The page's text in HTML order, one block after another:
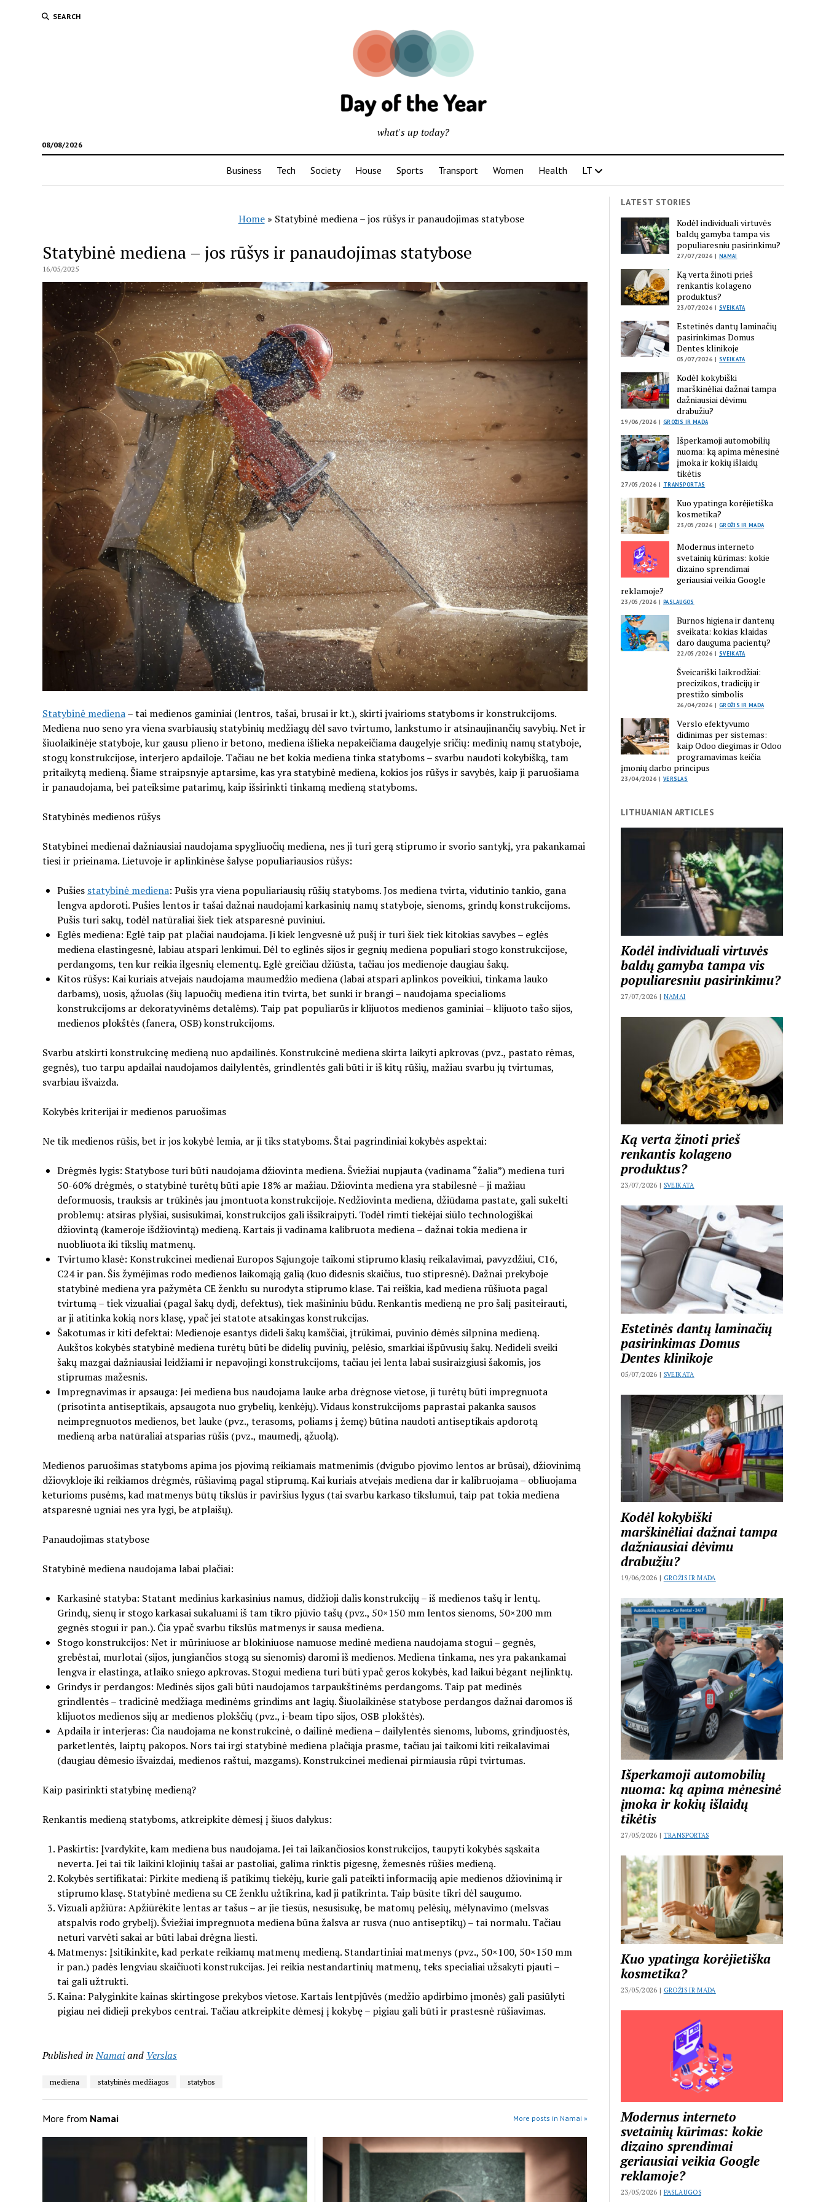
SEARCH
08/08/2026
what's up today?
Business Tech Society House Sports Transport Women Health LT
Home» Statybinė mediena – jos rūšys ir panaudojimas statybose
Statybinė mediena – jos rūšys ir panaudojimas statybose
16/05/2025
Statybinė mediena– tai medienos gaminiai (lentros, tašai, brusai ir kt.), skirti įvairioms statyboms ir konstrukcijoms.
Mediena nuo seno yra viena svarbiausių statybinių medžiagų dėl savo tvirtumo, lankstumo ir atsinaujinančių savybių. Net ir
šiuolaikinėje statyboje, kur gausu plieno ir betono, mediena išlieka nepakeičiama daugelyje sričių: medinių namų statyboje,
stogų konstrukcijose, interjero apdailoje. Tačiau ne bet kokia mediena tinka statyboms – svarbu naudoti kokybišką, tam
pritaikytą medieną. Šiame straipsnyje aptarsime, kas yra statybinė mediena, kokios jos rūšys ir savybės, kaip ji paruošiama
ir panaudojama, bei pateiksime patarimų, kaip išsirinkti tinkamą medieną statyboms.
Statybinės medienos rūšys
Statybinei medienai dažniausiai naudojama spygliuočių mediena, nes ji turi gerą stiprumo ir svorio santykį, yra pakankamai
tiesi ir prieinama. Lietuvoje ir aplinkinėse šalyse populiariausios rūšys:
Pušies statybinė mediena: Pušis yra viena populiariausių rūšių statyboms. Jos mediena tvirta, vidutinio tankio, gana
lengva apdoroti. Pušies lentos ir tašai dažnai naudojami karkasinių namų statyboje, sienoms, grindų konstrukcijoms.
Pušis turi sakų, todėl natūraliai šiek tiek atsparesnė puviniui.
Eglės mediena: Eglė taip pat plačiai naudojama. Ji kiek lengvesnė už pušį ir turi šiek tiek kitokias savybes – eglės
mediena elastingesnė, labiau atspari lenkimui. Dėl to eglinės sijos ir gegnių mediena populiari stogo konstrukcijose,
perdangoms, ten kur reikia ilgesnių elementų. Eglė greičiau džiūsta, tačiau jos medienoje daugiau šakų.
Kitos rūšys: Kai kuriais atvejais naudojama maumedžio mediena (labai atspari aplinkos poveikiui, tinkama lauko
darbams), uosis, ąžuolas (šių lapuočių mediena itin tvirta, bet sunki ir brangi – naudojama specialioms
konstrukcijoms ar dekoratyvinėms detalėms). Taip pat populiarūs ir klijuotos medienos gaminiai – klijuoto tašo sijos,
medienos plokštės (fanera, OSB) konstrukcijoms.
Svarbu atskirti konstrukcinę medieną nuo apdailinės. Konstrukcinė mediena skirta laikyti apkrovas (pvz., pastato rėmas,
gegnės), tuo tarpu apdailai naudojamos dailylentės, grindlentės gali būti ir iš kitų rūšių, mažiau svarbu jų tvirtumas,
svarbiau išvaizda.
Kokybės kriterijai ir medienos paruošimas
Ne tik medienos rūšis, bet ir jos kokybė lemia, ar ji tiks statyboms. Štai pagrindiniai kokybės aspektai:
Drėgmės lygis: Statybose turi būti naudojama džiovinta mediena. Šviežiai nupjauta (vadinama “žalia”) mediena turi
50-60% drėgmės, o statybinė turėtų būti apie 18% ar mažiau. Džiovinta mediena yra stabilesnė – ji mažiau
deformuosis, trauksis ar trūkinės jau įmontuota konstrukcijoje. Nedžiovinta mediena, džiūdama pastate, gali sukelti
problemų: atsiras plyšiai, susisukimai, konstrukcijos gali išsikraipyti. Todėl rimti tiekėjai siūlo technologiškai
džiovintą (kameroje išdžiovintą) medieną. Kartais ji vadinama kalibruota mediena – dažnai tokia mediena ir
nuobliuota iki tikslių matmenų.
Tvirtumo klasė: Konstrukcinei medienai Europos Sąjungoje taikomi stiprumo klasių reikalavimai, pavyzdžiui, C16,
C24 ir pan. Šis žymėjimas rodo medienos laikomąją galią (kuo didesnis skaičius, tuo stipresnė). Dažnai prekyboje
statybinė mediena yra pažymėta CE ženklu su nurodyta stiprumo klase. Tai reiškia, kad mediena rūšiuota pagal
tvirtumą – tiek vizualiai (pagal šakų dydį, defektus), tiek mašininiu būdu. Renkantis medieną ne pro šalį pasiteirauti,
ar ji atitinka kokią nors klasę, ypač jei statote atsakingas konstrukcijas.
Šakotumas ir kiti defektai: Medienoje esantys dideli šakų kamščiai, įtrūkimai, puvinio dėmės silpnina medieną.
Aukštos kokybės statybinė mediena turėtų būti be didelių puvinių, pelėsio, smarkiai išpūvusių šakų. Nedideli sveiki
šakų mazgai dažniausiai leidžiami ir nepavojingi konstrukcijoms, tačiau jei lenta labai susiraizgiusi šakomis, jos
stiprumas mažesnis.
Impregnavimas ir apsauga: Jei mediena bus naudojama lauke arba drėgnose vietose, ji turėtų būti impregnuota
(prisotinta antiseptikais, apsaugota nuo grybelių, kenkėjų). Vidaus konstrukcijoms paprastai pakanka sausos
neimpregnuotos medienos, bet lauke (pvz., terasoms, poliams į žemę) būtina naudoti antiseptikais apdorotą
medieną arba natūraliai atsparias rūšis (pvz., maumedį, ąžuolą).
Medienos paruošimas statyboms apima jos pjovimą reikiamais matmenimis (dvigubo pjovimo lentos ar brūsai), džiovinimą
džiovykloje iki reikiamos drėgmės, rūšiavimą pagal stiprumą. Kai kuriais atvejais mediena dar ir kalibruojama – obliuojama
keturioms pusėms, kad matmenys būtų tikslūs ir paviršius lygus (tai svarbu karkaso tikslumui, taip pat tokia mediena
atsparesnė ugniai nes yra lygi, be atplaišų).
Panaudojimas statybose
Statybinė mediena naudojama labai plačiai:
Karkasinė statyba: Statant medinius karkasinius namus, didžioji dalis konstrukcijų – iš medienos tašų ir lentų.
Grindų, sienų ir stogo karkasai sukaluami iš tam tikro pjūvio tašų (pvz., 50×150 mm lentos sienoms, 50×200 mm
gegnės stogui ir pan.). Čia ypač svarbu tikslūs matmenys ir sausa mediena.
Stogo konstrukcijos: Net ir mūriniuose ar blokiniuose namuose medinė mediena naudojama stogui – gegnės,
grebėstai, murlotai (sijos, jungiančios stogą su sienomis) daromi iš medienos. Mediena tinkama, nes yra pakankamai
lengva ir elastinga, atlaiko sniego apkrovas. Stogui mediena turi būti ypač geros kokybės, kad laikui bėgant neįlinktų.
Grindys ir perdangos: Medinės sijos gali būti naudojamos tarpaukštinėms perdangoms. Taip pat medinės
grindlentės – tradicinė medžiaga medinėms grindims ant lagių. Šiuolaikinėse statybose perdangos dažnai daromos iš
klijuotos medienos sijų ar medienos plokščių (pvz., i-beam tipo sijos, OSB plokštės).
Apdaila ir interjeras: Čia naudojama ne konstrukcinė, o dailinė mediena – dailylentės sienoms, luboms, grindjuostės,
parketlentės, laiptų pakopos. Nors tai irgi statybinė mediena plačiąja prasme, tačiau jai taikomi kiti reikalavimai
(daugiau dėmesio išvaizdai, medienos raštui, mazgams). Konstrukcinei medienai pirmiausia rūpi tvirtumas.
Kaip pasirinkti statybinę medieną?
Renkantis medieną statyboms, atkreipkite dėmesį į šiuos dalykus:
Paskirtis: Įvardykite, kam mediena bus naudojama. Jei tai laikančiosios konstrukcijos, taupyti kokybės sąskaita
neverta. Jei tai tik laikini klojinių tašai ar pastoliai, galima rinktis pigesnę, žemesnės rūšies medieną.
Kokybės sertifikatai: Pirkite medieną iš patikimų tiekėjų, kurie gali pateikti informaciją apie medienos džiovinimą ir
stiprumo klasę. Statybinė mediena su CE ženklu užtikrina, kad ji patikrinta. Taip būsite tikri dėl saugumo.
Vizuali apžiūra: Apžiūrėkite lentas ar tašus – ar jie tiesūs, nesusisukę, be matomų pelėsių, mėlynavimo (melsvas
atspalvis rodo grybelį). Šviežiai impregnuota mediena būna žalsva ar rusva (nuo antiseptikų) – tai normalu. Tačiau
neturi varvėti sakai ar būti labai drėgna liesti.
Matmenys: Įsitikinkite, kad perkate reikiamų matmenų medieną. Standartiniai matmenys (pvz., 50×100, 50×150 mm
ir pan.) padės lengviau skaičiuoti konstrukcijas. Jei reikia nestandartinių matmenų, teks specialiai užsakyti pjauti –
tai gali užtrukti.
Kaina: Palyginkite kainas skirtingose prekybos vietose. Kartais lentpjūvės (medžio apdirbimo įmonės) gali pasiūlyti
pigiau nei didieji prekybos centrai. Tačiau atkreipkite dėmesį į kokybę – pigiau gali būti ir prastesnė rūšiavimas.
Published in Namaiand Verslas
mediena statybinės medžiagos statybos
More from Namai More posts in Namai »
LATEST STORIES
Kodėl individuali virtuvės
baldų gamyba tampa vis
populiaresniu pasirinkimu?
27/07/2026 | NAMAI
Ką verta žinoti prieš
renkantis kolageno
produktus?
23/07/2026 | SVEIKATA
Estetinės dantų laminačių
pasirinkimas Domus
Dentes klinikoje
05/07/2026 | SVEIKATA
Kodėl kokybiški
marškinėliai dažnai tampa
dažniausiai dėvimu
drabužiu?
19/06/2026 | GROŽIS IR MADA
Išperkamoji automobilių
nuoma: ką apima mėnesinė
įmoka ir kokių išlaidų
tikėtis
27/05/2026 | TRANSPORTAS
Kuo ypatinga korėjietiška
kosmetika?
23/05/2026 | GROŽIS IR MADA
Modernus interneto
svetainių kūrimas: kokie
dizaino sprendimai
geriausiai veikia Google
reklamoje?
23/05/2026 | PASLAUGOS
Burnos higiena ir dantenų
sveikata: kokias klaidas
daro dauguma pacientų?
22/05/2026 | SVEIKATA
Šveicariški laikrodžiai:
precizikos, tradicijų ir
prestižo simbolis
26/04/2026 | GROŽIS IR MADA
Verslo efektyvumo
didinimas per sistemas:
kaip Odoo diegimas ir Odoo
programavimas keičia
įmonių darbo principus
23/04/2026 | VERSLAS
LITHUANIAN ARTICLES
Kodėl individuali virtuvės
baldų gamyba tampa vis
populiaresniu pasirinkimu?
27/07/2026 | NAMAI
Ką verta žinoti prieš
renkantis kolageno
produktus?
23/07/2026 | SVEIKATA
Estetinės dantų laminačių
pasirinkimas Domus
Dentes klinikoje
05/07/2026 | SVEIKATA
Kodėl kokybiški
marškinėliai dažnai tampa
dažniausiai dėvimu
drabužiu?
19/06/2026 | GROŽIS IR MADA
Išperkamoji automobilių
nuoma: ką apima mėnesinė
įmoka ir kokių išlaidų
tikėtis
27/05/2026 | TRANSPORTAS
Kuo ypatinga korėjietiška
kosmetika?
23/05/2026 | GROŽIS IR MADA
Modernus interneto
svetainių kūrimas: kokie
dizaino sprendimai
geriausiai veikia Google
reklamoje?
23/05/2026 | PASLAUGOS